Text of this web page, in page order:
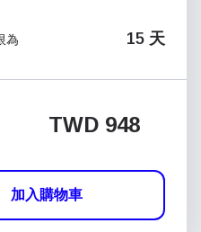
為 15 天
TWD 948
加入購物車